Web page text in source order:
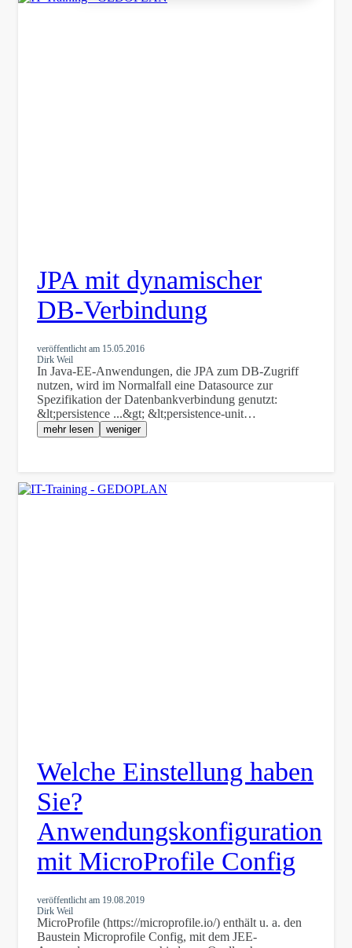
JPA mit dynamischer
DB-Verbindung
veröffentlicht am 15.05.2016
Dirk Weil
In Java-EE-Anwendungen, die JPA zum DB-Zugriff
nutzen, wird im Normalfall eine Datasource zur
Spezifikation der Datenbankverbindung genutzt:
&lt;persistence ...&gt; &lt;persistence-unit…
mehr lesen weniger
Welche Einstellung haben
Sie?
Anwendungskonfiguration
mit MicroProfile Config
veröffentlicht am 19.08.2019
Dirk Weil
MicroProfile (https://microprofile.io/) enthält u. a. den
Baustein Microprofile Config, mit dem JEE-